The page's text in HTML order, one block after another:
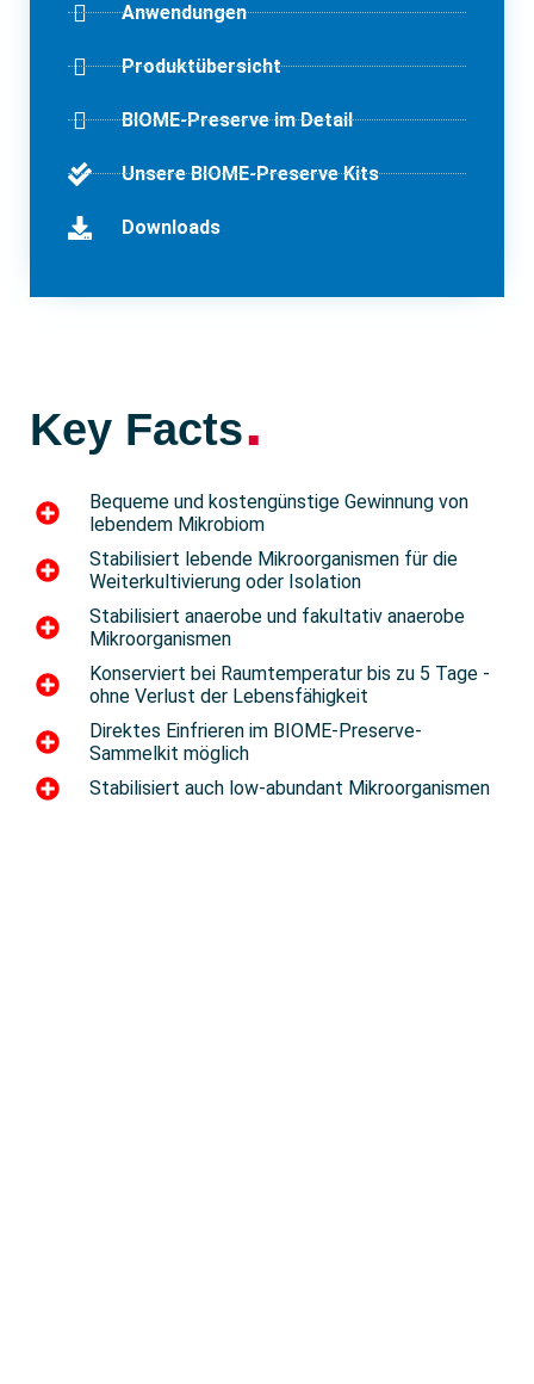
Anwendungen
Produktübersicht
BIOME-Preserve im Detail
Unsere BIOME-Preserve Kits
Downloads
Key Facts
.
Bequeme und kostengünstige Gewinnung von
lebendem Mikrobiom
Stabilisiert lebende Mikroorganismen für die
Weiterkultivierung oder Isolation
Stabilisiert anaerobe und fakultativ anaerobe
Mikroorganismen
Konserviert bei Raumtemperatur bis zu 5 Tage -
ohne Verlust der Lebensfähigkeit
Direktes Einfrieren im BIOME-Preserve-
Sammelkit möglich
Stabilisiert auch low-abundant Mikroorganismen